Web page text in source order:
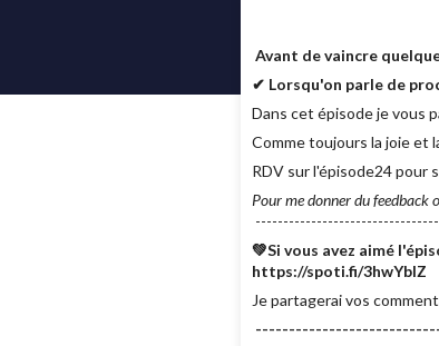
Avant de vaincre
✔ Lorsqu'on parle de
Dans cet épisode je vous
Comme toujours la joie et
RDV sur l'épisode24 pour
Pour me donner du feedback
💚Si vous avez aimé
https://spoti.fi/3hwYbIZ
Je partagerai vos